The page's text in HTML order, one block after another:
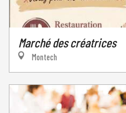
Marché des créatrices
Montech